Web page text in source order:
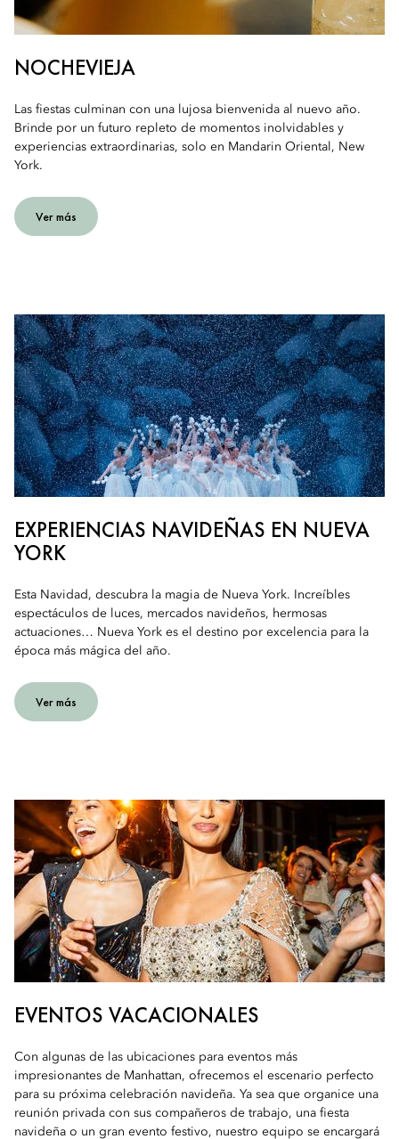
NOCHEVIEJA
Las fiestas culminan con una lujosa bienvenida al nuevo año.
Brinde por un futuro repleto de momentos inolvidables y
experiencias extraordinarias, solo en Mandarin Oriental, New
York.
Ver más
EXPERIENCIAS NAVIDEÑAS EN NUEVA
YORK
Esta Navidad, descubra la magia de Nueva York. Increíbles
espectáculos de luces, mercados navideños, hermosas
actuaciones… Nueva York es el destino por excelencia para la
época más mágica del año.
Ver más
EVENTOS VACACIONALES
Con algunas de las ubicaciones para eventos más
impresionantes de Manhattan, ofrecemos el escenario perfecto
para su próxima celebración navideña. Ya sea que organice una
reunión privada con sus compañeros de trabajo, una fiesta
navideña o un gran evento festivo, nuestro equipo se encargará